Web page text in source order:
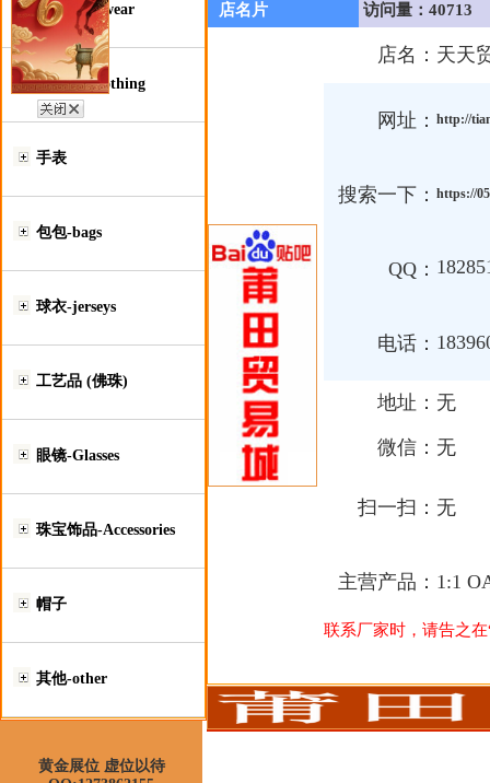
鞋类-Footwear
服装类-Clothing
手表
包包-bags
球衣-jerseys
工艺品 (佛珠)
眼镜-Glasses
珠宝饰品-Accessories
帽子
其他-other
黄金展位 虚位以待
店名片 访问量：40713
店名： 天天
网址： http://
搜索一下： https://
QQ：
电话：
地址： 无
微信： 无
扫一扫： 无
主营产品： 1:1
联系厂家时，请告之